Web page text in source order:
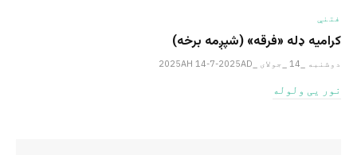
فتنې
کرامیه ډله «فرقه» (شپږمه برخه)
دوشنبه _14 _جولای _2025AH 14-7-2025AD
نور یی ولوله